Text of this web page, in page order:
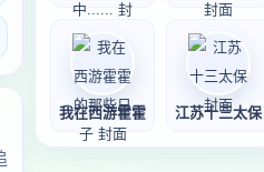
我在西游霍霍 江苏十三太保